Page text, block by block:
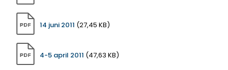
14 juni 2011 (27,45 KB)
4-5 april 2011 (47,63 KB)